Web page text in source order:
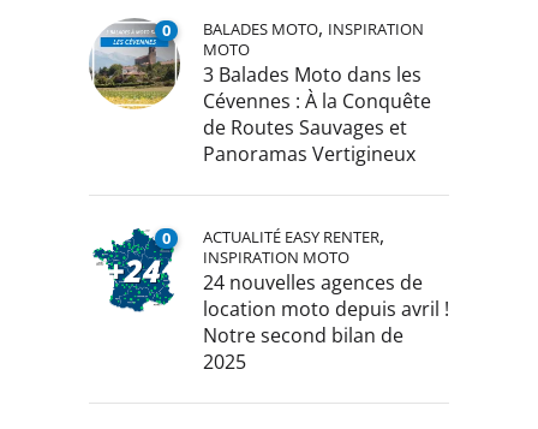
0 BALADES MOTO, INSPIRATION
MOTO
3 Balades Moto dans les
Cévennes : À la Conquête
de Routes Sauvages et
Panoramas Vertigineux
0 ACTUALITÉ EASY RENTER,
INSPIRATION MOTO
24 nouvelles agences de
location moto depuis avril !
Notre second bilan de
2025